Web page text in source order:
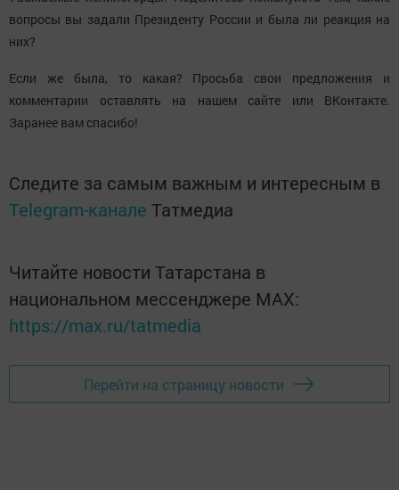
вопросы вы задали Президенту России и была ли реакция на
них?
Если же была, то какая? Просьба свои предложения и
комментарии оставлять на нашем сайте или ВКонтакте.
Заранее вам спасибо!
Следите за самым важным и интересным в
Telegram-канале Татмедиа
Читайте новости Татарстана в
национальном мессенджере MАХ:
https://max.ru/tatmedia
Перейти на страницу новости